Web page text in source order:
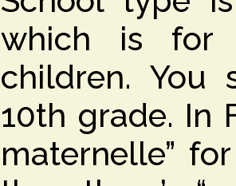
which is for
children. You
10th grade. In
maternelle”